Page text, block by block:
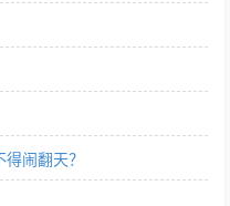
闹翻天？